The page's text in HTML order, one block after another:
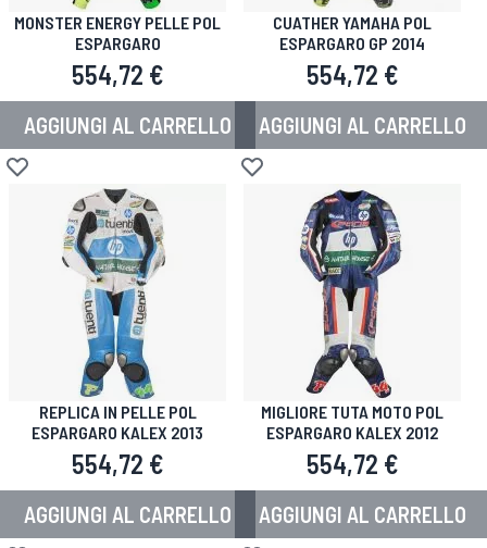
MONSTER ENERGY PELLE POL
ESPARGARO
554,72 €
AGGIUNGI AL CARRELLO
Aggiungi alla lista desideri
CUATHER YAMAHA POL
ESPARGARO GP 2014
554,72 €
AGGIUNGI AL CARRELLO
Aggiungi alla lista desideri
REPLICA IN PELLE POL
ESPARGARO KALEX 2013
554,72 €
AGGIUNGI AL CARRELLO
MIGLIORE TUTA MOTO POL
ESPARGARO KALEX 2012
554,72 €
AGGIUNGI AL CARRELLO